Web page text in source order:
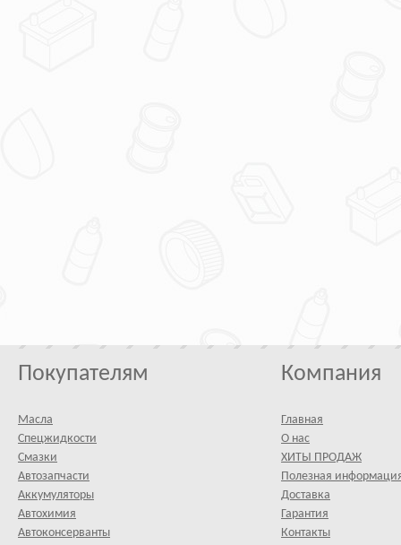
Покупателям
Масла
Спецжидкости
Смазки
Автозапчасти
Аккумуляторы
Автохимия
Автоконсерванты
Компания
Главная
О нас
ХИТЫ ПРОДАЖ
Полезная
Доставка
Гарантия
Контакты